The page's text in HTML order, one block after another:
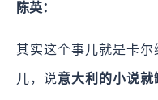
陈英：
其实这个事儿就是卡
儿，说意大利的小说